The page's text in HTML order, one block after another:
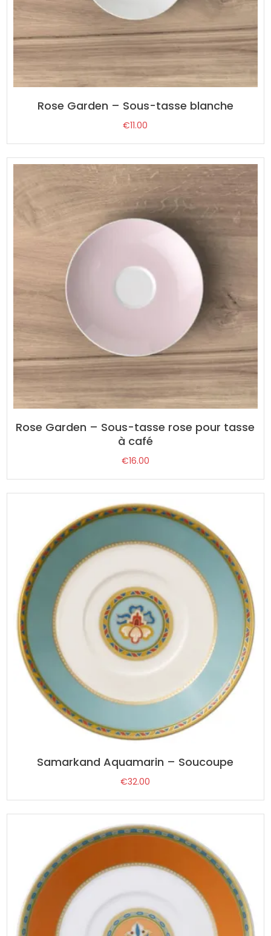
Rose Garden – Sous-tasse blanche
€11.00
Rose Garden – Sous-tasse rose pour tasse
à café
€16.00
Samarkand Aquamarin – Soucoupe
€32.00